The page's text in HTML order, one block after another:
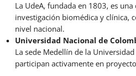
La UdeA, fundada en 1803, es
investigación biomédica y clínica,
nivel nacional.
Universidad Nacional de
La sede Medellín de la
participan activamente en